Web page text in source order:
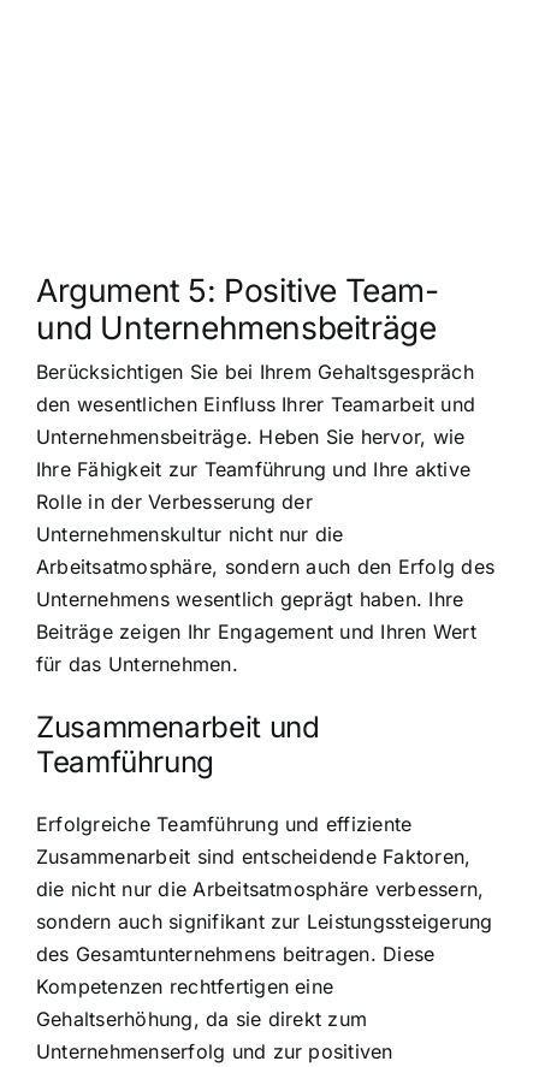
Argument 5: Positive Team-
und Unternehmensbeiträge
Berücksichtigen Sie bei Ihrem Gehaltsgespräch
den wesentlichen Einfluss Ihrer Teamarbeit und
Unternehmensbeiträge. Heben Sie hervor, wie
Ihre Fähigkeit zur Teamführung und Ihre aktive
Rolle in der Verbesserung der
Unternehmenskultur nicht nur die
Arbeitsatmosphäre, sondern auch den Erfolg des
Unternehmens wesentlich geprägt haben. Ihre
Beiträge zeigen Ihr Engagement und Ihren Wert
für das Unternehmen.
Zusammenarbeit und
Teamführung
Erfolgreiche Teamführung und effiziente
Zusammenarbeit sind entscheidende Faktoren,
die nicht nur die Arbeitsatmosphäre verbessern,
sondern auch signifikant zur Leistungssteigerung
des Gesamtunternehmens beitragen. Diese
Kompetenzen rechtfertigen eine
Gehaltserhöhung, da sie direkt zum
Unternehmenserfolg und zur positiven